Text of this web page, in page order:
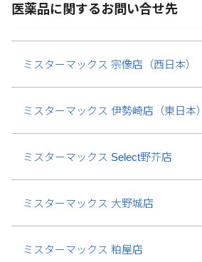
医薬品に関するお問い合せ先
ミスターマックス 宗像店（西日本）
ミスターマックス 伊勢崎店（東日本）
ミスターマックス Select野芥店
ミスターマックス 大野城店
ミスターマックス 粕屋店